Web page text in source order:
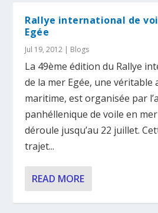
Rallye international de
Egée
Jul 19, 2012 | Blogs
La 49ème édition du Rallye
de la mer Egée, une véritable
maritime, est organisée par
panhéllenique de voile en
déroule jusqu’au 22 juillet.
trajet...
READ MORE